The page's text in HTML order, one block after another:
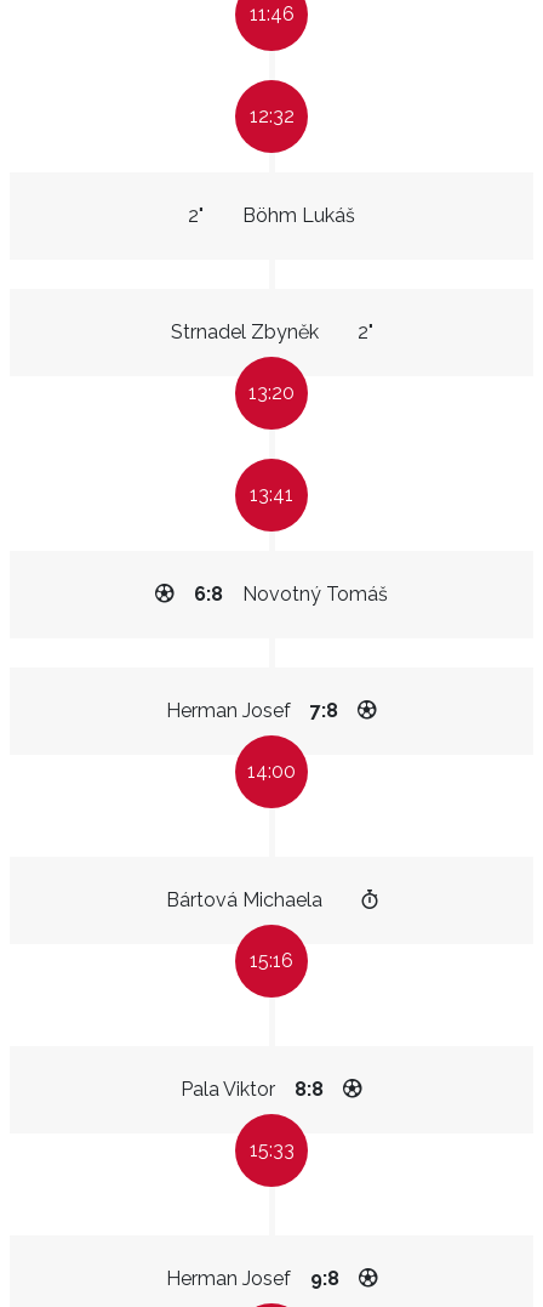
11:46
12:32
Böhm Lukáš
2"
Strnadel Zbyněk 2"
13:20
13:41
Novotný Tomáš
6:8
Herman Josef 7:8
14:00
Bártová Michaela
15:16
Pala Viktor 8:8
15:33
Herman Josef 9:8